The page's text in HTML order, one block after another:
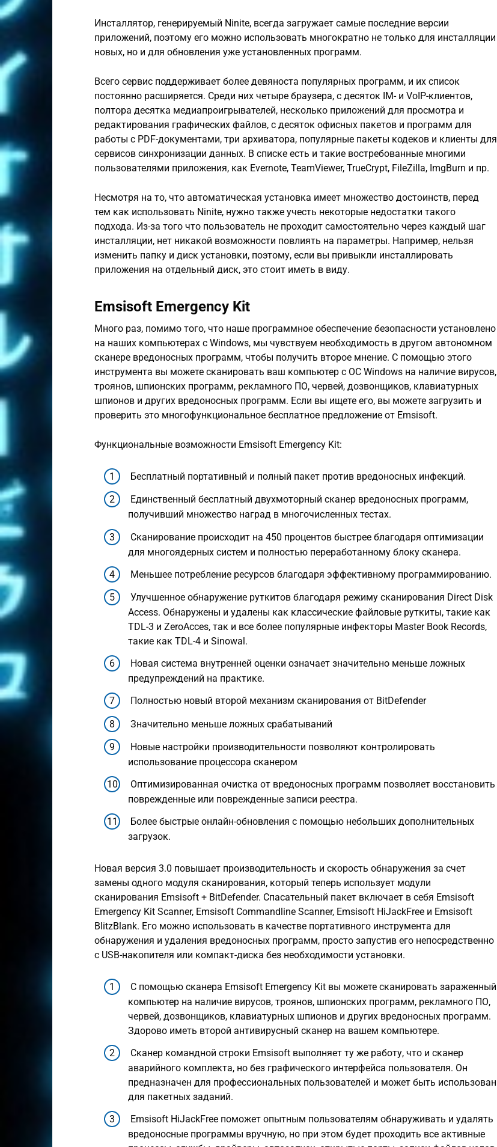
Инсталлятор, генерируемый Ninite, всегда загружает самые последние версии
приложений, поэтому его можно использовать многократно не только для инсталляции
новых, но и для обновления уже установленных программ.
Всего сервис поддерживает более девяноста популярных программ, и их список
постоянно расширяется. Среди них четыре браузера, с десяток IM- и VoIP-клиентов,
полтора десятка медиапроигрывателей, несколько приложений для просмотра и
редактирования графических файлов, с десяток офисных пакетов и программ для
работы с PDF-документами, три архиватора, популярные пакеты кодеков и клиенты для
сервисов синхронизации данных. В списке есть и такие востребованные многими
пользователями приложения, как Evernote, TeamViewer, TrueCrypt, FileZilla, ImgBurn и пр.
Несмотря на то, что автоматическая установка имеет множество достоинств, перед
тем как использовать Ninite, нужно также учесть некоторые недостатки такого
подхода. Из-за того что пользователь не проходит самостоятельно через каждый шаг
инсталляции, нет никакой возможности повлиять на параметры. Например, нельзя
изменить папку и диск установки, поэтому, если вы привыкли инсталлировать
приложения на отдельный диск, это стоит иметь в виду.
Emsisoft Emergency Kit
Много раз, помимо того, что наше программное обеспечение безопасности установлено
на наших компьютерах с Windows, мы чувствуем необходимость в другом автономном
сканере вредоносных программ, чтобы получить второе мнение. С помощью этого
инструмента вы можете сканировать ваш компьютер с ОС Windows на наличие вирусов,
троянов, шпионских программ, рекламного ПО, червей, дозвонщиков, клавиатурных
шпионов и других вредоносных программ. Если вы ищете его, вы можете загрузить и
проверить это многофункциональное бесплатное предложение от Emsisoft.
Функциональные возможности Emsisoft Emergency Kit:
Бесплатный портативный и полный пакет против вредоносных инфекций.
Единственный бесплатный двухмоторный сканер вредоносных программ,
получивший множество наград в многочисленных тестах.
Сканирование происходит на 450 процентов быстрее благодаря оптимизации
для многоядерных систем и полностью переработанному блоку сканера.
Меньшее потребление ресурсов благодаря эффективному программированию.
Улучшенное обнаружение руткитов благодаря режиму сканирования Direct Disk
Access. Обнаружены и удалены как классические файловые руткиты, такие как
TDL-3 и ZeroAcces, так и все более популярные инфекторы Master Book Records,
такие как TDL-4 и Sinowal.
Новая система внутренней оценки означает значительно меньше ложных
предупреждений на практике.
Полностью новый второй механизм сканирования от BitDefender
Значительно меньше ложных срабатываний
Новые настройки производительности позволяют контролировать
использование процессора сканером
Оптимизированная очистка от вредоносных программ позволяет восстановить
поврежденные или поврежденные записи реестра.
Более быстрые онлайн-обновления с помощью небольших дополнительных
загрузок.
Новая версия 3.0 повышает производительность и скорость обнаружения за счет
замены одного модуля сканирования, который теперь использует модули
сканирования Emsisoft + BitDefender. Спасательный пакет включает в себя Emsisoft
Emergency Kit Scanner, Emsisoft Commandline Scanner, Emsisoft HiJackFree и Emsisoft
BlitzBlank. Его можно использовать в качестве портативного инструмента для
обнаружения и удаления вредоносных программ, просто запустив его непосредственно
с USB-накопителя или компакт-диска без необходимости установки.
С помощью сканера Emsisoft Emergency Kit вы можете сканировать зараженный
компьютер на наличие вирусов, троянов, шпионских программ, рекламного ПО,
червей, дозвонщиков, клавиатурных шпионов и других вредоносных программ.
Здорово иметь второй антивирусный сканер на вашем компьютере.
Сканер командной строки Emsisoft выполняет ту же работу, что и сканер
аварийного комплекта, но без графического интерфейса пользователя. Он
предназначен для профессиональных пользователей и может быть использован
для пакетных заданий.
Emsisoft HiJackFree поможет опытным пользователям обнаруживать и удалять
вредоносные программы вручную, но при этом будет проходить все активные